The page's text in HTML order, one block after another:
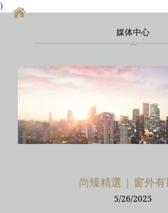
)
首頁
上海酒店式公寓
上海service apartment
上海短租
媒体中心
尚臻精選 | 窗外有
5/26/2025